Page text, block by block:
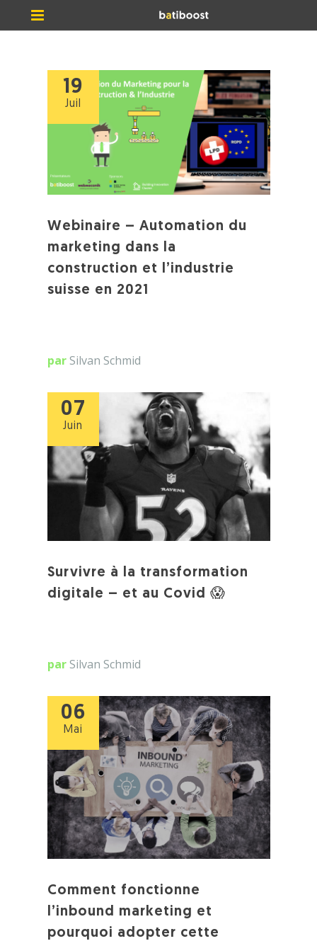
19
Juil
Webinaire – Automation du
marketing dans la
construction et l’industrie
suisse en 2021
par Silvan Schmid
07
Juin
Survivre à la transformation
digitale – et au Covid 😱
par Silvan Schmid
06
Mai
Comment fonctionne
l’inbound marketing et
pourquoi adopter cette